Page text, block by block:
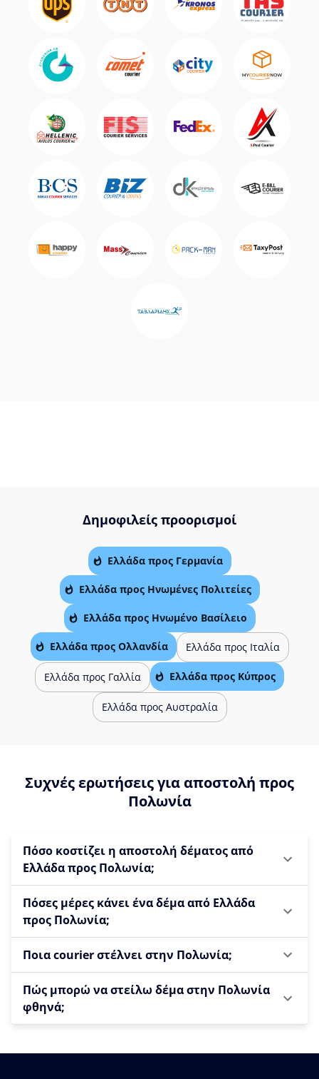
Δημοφιλείς προορισμοί
Ελλάδα προς Γερμανία
Ελλάδα προς Ηνωμένες Πολιτείες
Ελλάδα προς Ηνωμένο Βασίλειο
Ελλάδα προς Ολλανδία Ελλάδα προς Ιταλία
Ελλάδα προς Γαλλία Ελλάδα προς Κύπρος
Ελλάδα προς Αυστραλία
Συχνές ερωτήσεις για αποστολή προς
Πολωνία
Πόσο κοστίζει η αποστολή δέματος από
Ελλάδα προς Πολωνία;
Πόσες μέρες κάνει ένα δέμα από Ελλάδα
προς Πολωνία;
Ποια courier στέλνει στην Πολωνία;
Πώς μπορώ να στείλω δέμα στην Πολωνία
φθηνά;